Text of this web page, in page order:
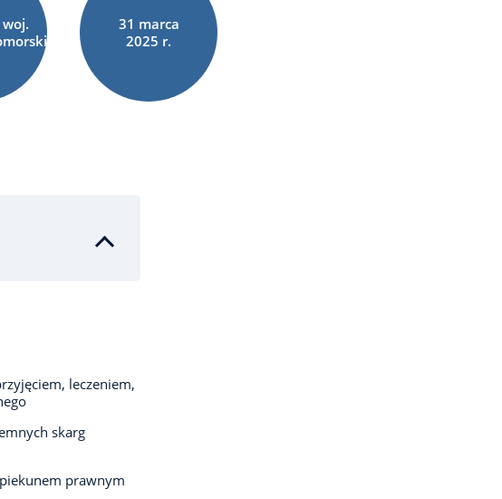
31 marca
2025 r.
leczeniem,
skarg
prawnym